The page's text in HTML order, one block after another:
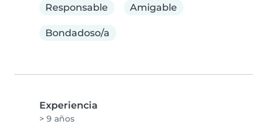
Responsable
Amigable
Bondadoso/a
Experiencia
> 9 años